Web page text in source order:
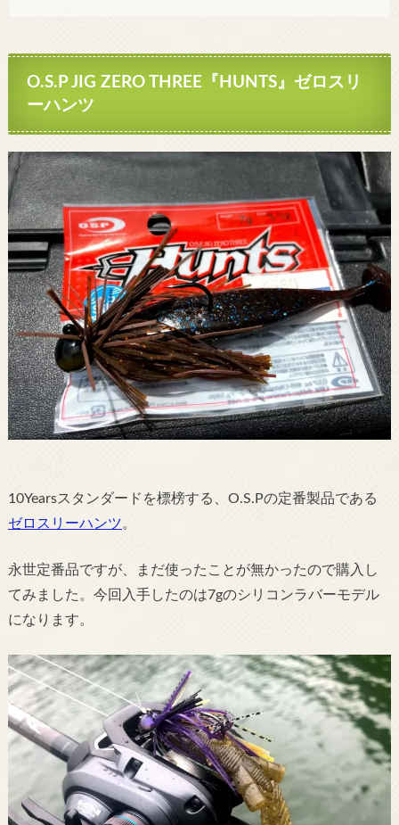
O.S.P JIG ZERO THREE『HUNTS』ゼロスリ
ーハンツ
10Yearsスタンダードを標榜する、O.S.Pの定番製品である
ゼロスリーハンツ。
永世定番品ですが、まだ使ったことが無かったので購入し
てみました。 今回入手したのは7gのシリコンラバーモデル
になります。